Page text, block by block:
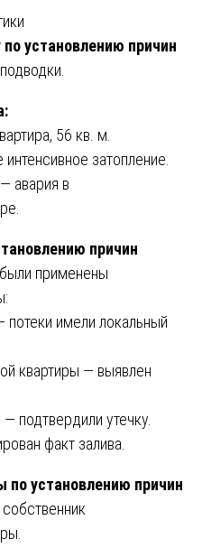
по установлению причин
56 кв. м.
затопление.
авария в
причин
применены
потеки имели локальный
квартиры — выявлен
подтвердили утечку.
факт залива.
по установлению причин